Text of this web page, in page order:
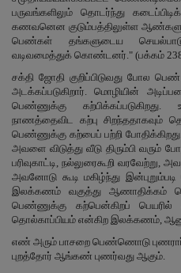
பருவங்களிலும் தொடர்ந்து
கணவனென குடும்பத்திலுள்ள
பெண்கள் தங்களுடைய
வடிவமைத்துக் கொண்டனர்." (பக்கம்
சக்தி ஜோதி குறிப்பிடுவது போல
அடக்கப்படுகிறார். மொழியின்
பெண்ணுக்கு
நாணத்தைவிட கற்பு
பெண்ணுக்கு கற்பைப் பற்றி
அவளை விடுத்து வீடு திரும்பி
பரிவுகாட்டி, நல்லுரைகூறி
அவனோடு கூடி மகிழ்ந்து
இலக்கணம் வகுத்து ஆணாதிக்கம்
பெண்ணுக்கு கற்பென்கிறப் பெயரில்
தொல்காப்பியம் என்கிற இலக்கணம்,
எண் அரும் பாசறை பெண்ணொடு
புறத்தோர் ஆங்கண் புணர்வது ஆகும்.